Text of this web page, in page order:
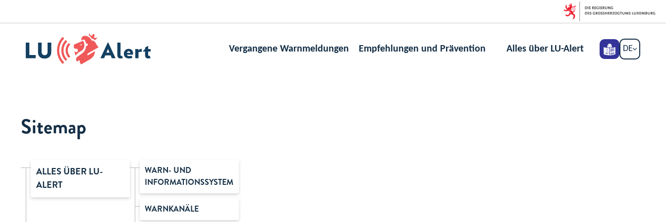
Vergangene Warnmeldungen Empfehlungen und Prävention
Empfehlungen
Alles über LU-Alert
Alles
über
Leichte
Sprache
DE
DEUTSCH
Sitemap
ALLES ÜBER LU-
ALERT
WARN- UND
INFORMATIONSSYSTEM
WARNKANÄLE